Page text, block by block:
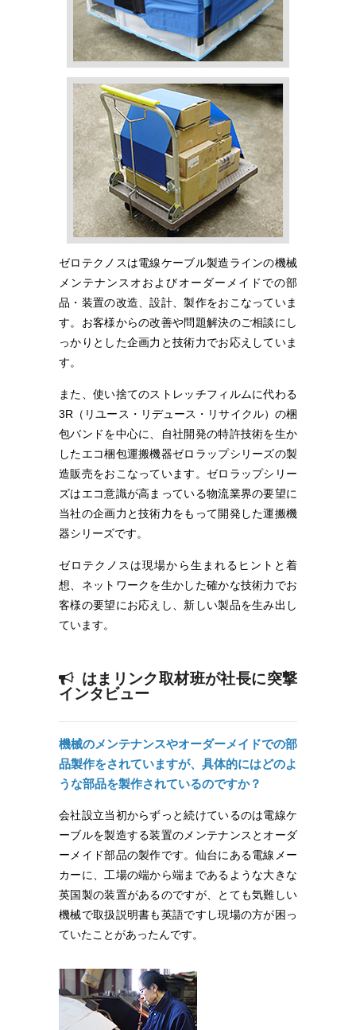
ゼロテクノスは電線ケーブル製造ラインの機械
メンテナンスオおよびオーダーメイドでの部
品・装置の改造、設計、製作をおこなっていま
す。お客様からの改善や問題解決のご相談にし
っかりとした企画力と技術力でお応えしていま
す。
また、使い捨てのストレッチフィルムに代わる
3R（リユース・リデュース・リサイクル）の梱
包バンドを中心に、自社開発の特許技術を生か
したエコ梱包運搬機器ゼロラップシリーズの製
造販売をおこなっています。ゼロラップシリー
ズはエコ意識が高まっている物流業界の要望に
当社の企画力と技術力をもって開発した運搬機
器シリーズです。
ゼロテクノスは現場から生まれるヒントと着
想、ネットワークを生かした確かな技術力でお
客様の要望にお応えし、新しい製品を生み出し
ています。
はまリンク取材班が社長に突撃
インタビュー
機械のメンテナンスやオーダーメイドでの部
品製作をされていますが、具体的にはどのよ
うな部品を製作されているのですか？
会社設立当初からずっと続けているのは電線ケ
ーブルを製造する装置のメンテナンスとオーダ
ーメイド部品の製作です。仙台にある電線メー
カーに、工場の端から端まであるような大きな
英国製の装置があるのですが、とても気難しい
機械で取扱説明書も英語ですし現場の方が困っ
ていたことがあったんです。